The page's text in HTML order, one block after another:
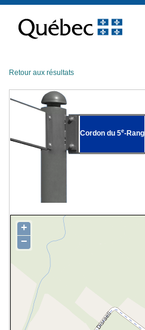
contenu
Retour aux résultats
Cordon du 5e-Rang
+
−